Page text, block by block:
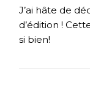
J’ai hâte de
d’édition !
si bien!